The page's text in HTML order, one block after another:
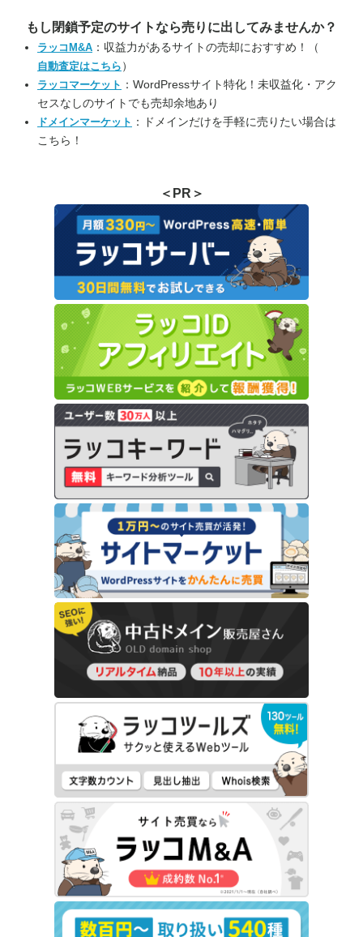
もし閉鎖予定のサイトなら売りに出してみませんか？
ラッコM&A ：収益力があるサイトの売却におすすめ！（
自動査定はこちら ）
ラッコマーケット ：WordPressサイト特化！未収益化・アク
セスなしのサイトでも売却余地あり
ドメインマーケット ：ドメインだけを手軽に売りたい場合は
こちら！
＜PR＞